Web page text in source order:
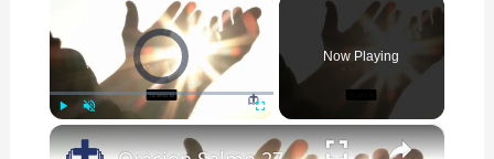
Video Player is loading.
Play Unmute Fullscreen
Now Playing
×